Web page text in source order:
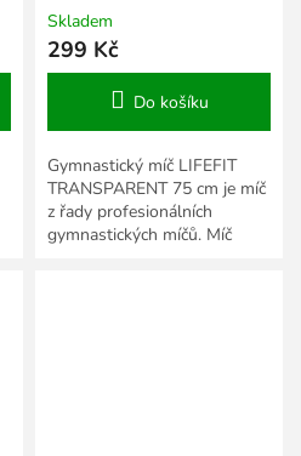
sv. zelený
Skladem
299 Kč
Do košíku
Gymnastický míč LIFEFIT
TRANSPARENT 75 cm je míč
z řady profesionálních
gymnastických míčů. Míč